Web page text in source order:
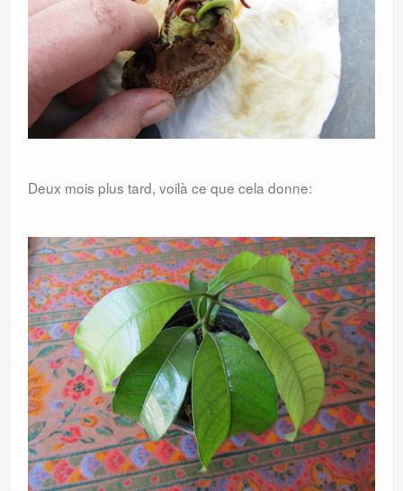
Deux mois plus tard, voilà ce que cela donne: